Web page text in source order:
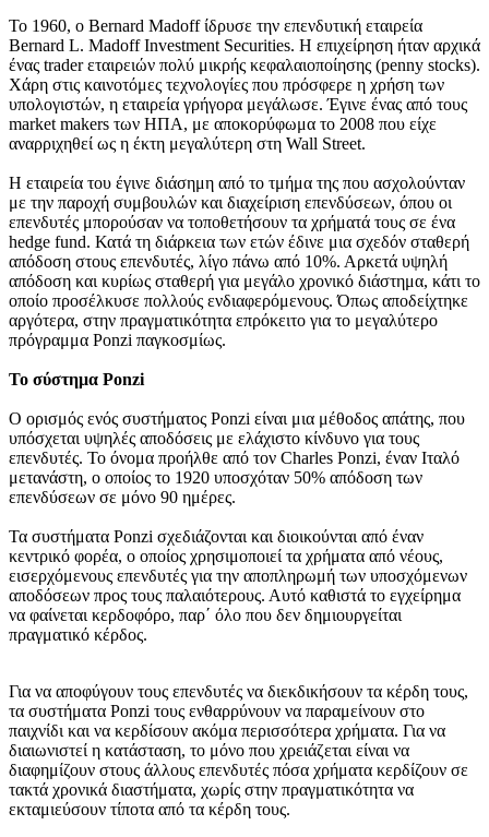
Το 1960, ο Bernard Madoff ίδρυσε την επενδυτική εταιρεία
Bernard L. Madoff Investment Securities. Η επιχείρηση ήταν αρχικά
ένας trader εταιρειών πολύ μικρής κεφαλαιοποίησης (penny stocks).
Χάρη στις καινοτόμες τεχνολογίες που πρόσφερε η χρήση των
υπολογιστών, η εταιρεία γρήγορα μεγάλωσε. Έγινε ένας από τους
market makers των ΗΠΑ, με αποκορύφωμα το 2008 που είχε
αναρριχηθεί ως η έκτη μεγαλύτερη στη Wall Street.
Η εταιρεία του έγινε διάσημη από το τμήμα της που ασχολούνταν
με την παροχή συμβουλών και διαχείριση επενδύσεων, όπου οι
επενδυτές μπορούσαν να τοποθετήσουν τα χρήματά τους σε ένα
hedge fund. Κατά τη διάρκεια των ετών έδινε μια σχεδόν σταθερή
απόδοση στους επενδυτές, λίγο πάνω από 10%. Αρκετά υψηλή
απόδοση και κυρίως σταθερή για μεγάλο χρονικό διάστημα, κάτι το
οποίο προσέλκυσε πολλούς ενδιαφερόμενους. Όπως αποδείχτηκε
αργότερα, στην πραγματικότητα επρόκειτο για το μεγαλύτερο
πρόγραμμα Ponzi παγκοσμίως.
Το σύστημα Ponzi
Ο ορισμός ενός συστήματος Ponzi είναι μια μέθοδος απάτης, που
υπόσχεται υψηλές αποδόσεις με ελάχιστο κίνδυνο για τους
επενδυτές. Το όνομα προήλθε από τον Charles Ponzi, έναν Ιταλό
μετανάστη, ο οποίος το 1920 υποσχόταν 50% απόδοση των
επενδύσεων σε μόνο 90 ημέρες.
Τα συστήματα Ponzi σχεδιάζονται και διοικούνται από έναν
κεντρικό φορέα, ο οποίος χρησιμοποιεί τα χρήματα από νέους,
εισερχόμενους επενδυτές για την αποπληρωμή των υποσχόμενων
αποδόσεων προς τους παλαιότερους. Αυτό καθιστά το εγχείρημα
να φαίνεται κερδοφόρο, παρ΄ όλο που δεν δημιουργείται
πραγματικό κέρδος.
Για να αποφύγουν τους επενδυτές να διεκδικήσουν τα κέρδη τους,
τα συστήματα Ponzi τους ενθαρρύνουν να παραμείνουν στο
παιχνίδι και να κερδίσουν ακόμα περισσότερα χρήματα. Για να
διαιωνιστεί η κατάσταση, το μόνο που χρειάζεται είναι να
διαφημίζουν στους άλλους επενδυτές πόσα χρήματα κερδίζουν σε
τακτά χρονικά διαστήματα, χωρίς στην πραγματικότητα να
εκταμιεύσουν τίποτα από τα κέρδη τους.